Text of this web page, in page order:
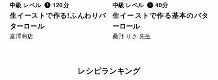
中級 レベル 120分
生イーストで作る!ふんわりバ
ターロール
富澤商店
中級 レベル 40分
生イーストで作る基本のバタ
ーロール
桑野 りさ 先生
レシピランキング